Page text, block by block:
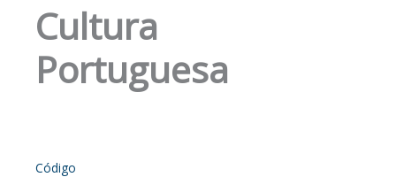
Cultura
Portuguesa
Código